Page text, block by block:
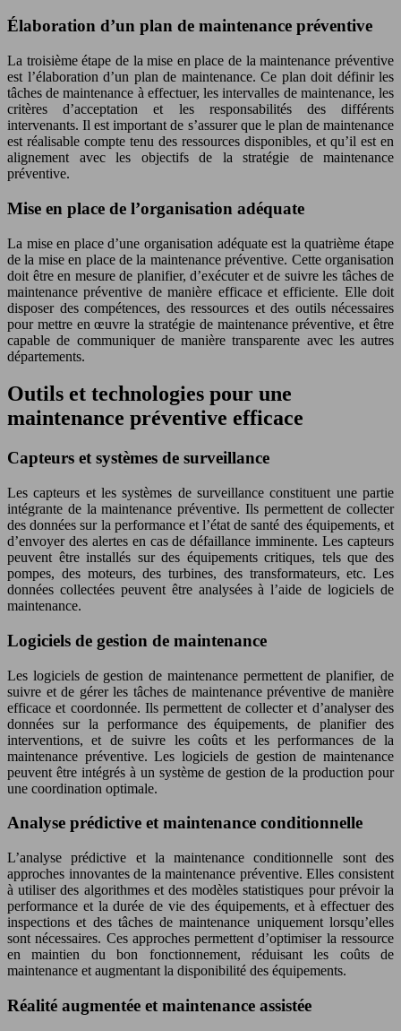
Élaboration d’un plan de maintenance préventive
La troisième étape de la mise en place de la maintenance préventive
est l’élaboration d’un plan de maintenance. Ce plan doit définir les
tâches de maintenance à effectuer, les intervalles de maintenance, les
critères d’acceptation et les responsabilités des différents
intervenants. Il est important de s’assurer que le plan de maintenance
est réalisable compte tenu des ressources disponibles, et qu’il est en
alignement avec les objectifs de la stratégie de maintenance
préventive.
Mise en place de l’organisation adéquate
La mise en place d’une organisation adéquate est la quatrième étape
de la mise en place de la maintenance préventive. Cette organisation
doit être en mesure de planifier, d’exécuter et de suivre les tâches de
maintenance préventive de manière efficace et efficiente. Elle doit
disposer des compétences, des ressources et des outils nécessaires
pour mettre en œuvre la stratégie de maintenance préventive, et être
capable de communiquer de manière transparente avec les autres
départements.
Outils et technologies pour une
maintenance préventive efficace
Capteurs et systèmes de surveillance
Les capteurs et les systèmes de surveillance constituent une partie
intégrante de la maintenance préventive. Ils permettent de collecter
des données sur la performance et l’état de santé des équipements, et
d’envoyer des alertes en cas de défaillance imminente. Les capteurs
peuvent être installés sur des équipements critiques, tels que des
pompes, des moteurs, des turbines, des transformateurs, etc. Les
données collectées peuvent être analysées à l’aide de logiciels de
maintenance.
Logiciels de gestion de maintenance
Les logiciels de gestion de maintenance permettent de planifier, de
suivre et de gérer les tâches de maintenance préventive de manière
efficace et coordonnée. Ils permettent de collecter et d’analyser des
données sur la performance des équipements, de planifier des
interventions, et de suivre les coûts et les performances de la
maintenance préventive. Les logiciels de gestion de maintenance
peuvent être intégrés à un système de gestion de la production pour
une coordination optimale.
Analyse prédictive et maintenance conditionnelle
L’analyse prédictive et la maintenance conditionnelle sont des
approches innovantes de la maintenance préventive. Elles consistent
à utiliser des algorithmes et des modèles statistiques pour prévoir la
performance et la durée de vie des équipements, et à effectuer des
inspections et des tâches de maintenance uniquement lorsqu’elles
sont nécessaires. Ces approches permettent d’optimiser la ressource
en maintien du bon fonctionnement, réduisant les coûts de
maintenance et augmentant la disponibilité des équipements.
Réalité augmentée et maintenance assistée